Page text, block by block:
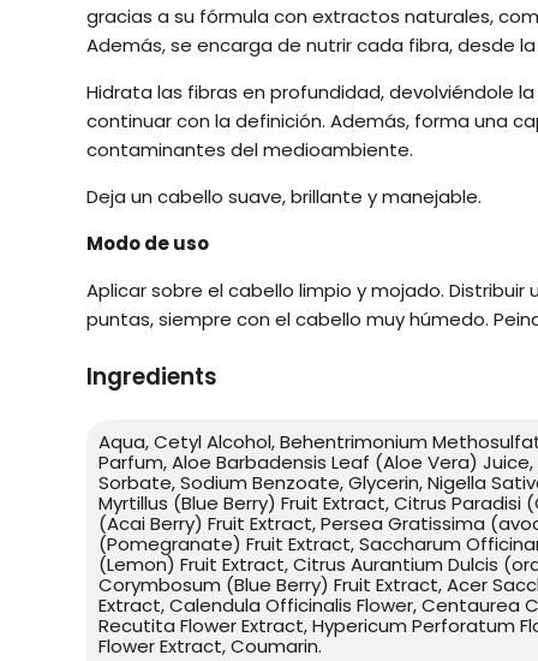
gracias a su fórmula con extractos naturales,
Además, se encarga de nutrir cada fibra, desde
Hidrata las fibras en profundidad, devolviéndole
continuar con la definición. Además, forma una
contaminantes del medioambiente.
Deja un cabello suave, brillante y manejable.
Modo de uso
Aplicar sobre el cabello limpio y mojado.
puntas, siempre con el cabello muy húmedo.
Ingredients
Aqua, Cetyl Alcohol, Behentrimonium
Parfum, Aloe Barbadensis Leaf (Aloe Vera)
Sorbate, Sodium Benzoate, Glycerin, Nigella
Myrtillus (Blue Berry) Fruit Extract, Citrus
(Acai Berry) Fruit Extract, Persea Gratissima
(Pomegranate) Fruit Extract, Saccharum
(Lemon) Fruit Extract, Citrus Aurantium Dulcis
Corymbosum (Blue Berry) Fruit Extract, Acer
Extract, Calendula Officinalis Flower, Centaurea
Recutita Flower Extract, Hypericum Perforatum
Flower Extract, Coumarin.